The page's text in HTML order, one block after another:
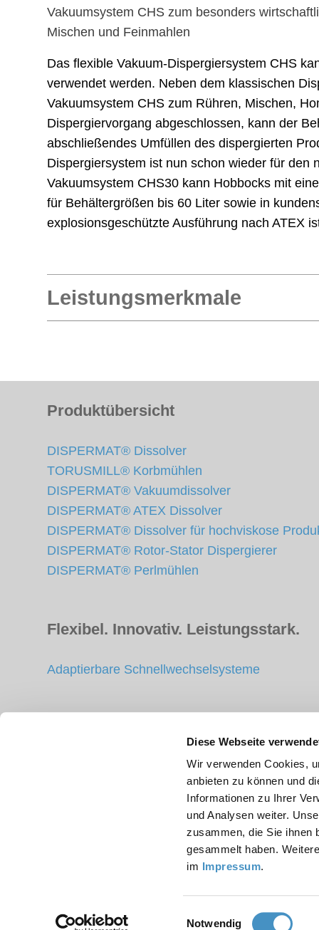
Diese Webseite
Wir verwenden Cookies,
anbieten zu können und
Informationen zu Ihrer
und Analysen weiter.
zusammen, die Sie ihnen
gesammelt haben.
im Impressum.
Einwilligungsauswahl
Notwendig
Vakuumsystem CHS zum besonders
Mischen und Feinmahlen
Das flexible Vakuum-Dispergiersystem CHS
verwendet werden. Neben dem klassischen
Vakuumsystem CHS zum Rühren, Mischen,
Dispergiervorgang abgeschlossen, kann der
abschließendes Umfüllen des dispergierten
Dispergiersystem ist nun schon wieder für den
Vakuumsystem CHS30 kann Hobbocks mit
für Behältergrößen bis 60 Liter sowie in
explosionsgeschützte Ausführung nach ATEX
Leistungsmerkmale
Produktübersicht
DISPERMAT® Dissolver
TORUSMILL® Korbmühlen
DISPERMAT® Vakuumdissolver
DISPERMAT® ATEX Dissolver
DISPERMAT® Dissolver für hochviskose
DISPERMAT® Rotor-Stator Dispergierer
DISPERMAT® Perlmühlen
Flexibel. Innovativ. Leistungsstark.
Adaptierbare Schnellwechselsysteme
Rühr-, Dispergier- und Mahlwerkzeuge